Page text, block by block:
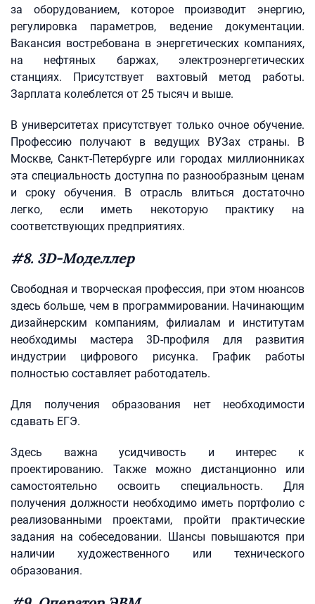
за оборудованием, которое производит энергию,
регулировка параметров, ведение документации.
Вакансия востребована в энергетических компаниях,
на нефтяных баржах, электроэнергетических
станциях. Присутствует вахтовый метод работы.
Зарплата колеблется от 25 тысяч и выше.
В университетах присутствует только очное обучение.
Профессию получают в ведущих ВУЗах страны. В
Москве, Санкт-Петербурге или городах миллионниках
эта специальность доступна по разнообразным ценам
и сроку обучения. В отрасль влиться достаточно
легко, если иметь некоторую практику на
соответствующих предприятиях.
#8. 3D-Моделлер
Свободная и творческая профессия, при этом нюансов
здесь больше, чем в программировании. Начинающим
дизайнерским компаниям, филиалам и институтам
необходимы мастера 3D-профиля для развития
индустрии цифрового рисунка. График работы
полностью составляет работодатель.
Для получения образования нет необходимости
сдавать ЕГЭ.
Здесь важна усидчивость и интерес к
проектированию. Также можно дистанционно или
самостоятельно освоить специальность. Для
получения должности необходимо иметь портфолио с
реализованными проектами, пройти практические
задания на собеседовании. Шансы повышаются при
наличии художественного или технического
образования.